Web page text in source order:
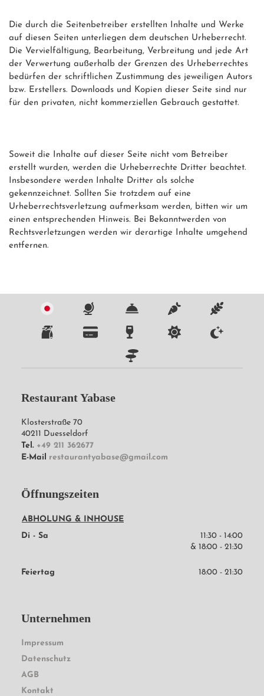
Die durch die Seitenbetreiber erstellten Inhalte und Werke
auf diesen Seiten unterliegen dem deutschen Urheberrecht.
Die Vervielfältigung, Bearbeitung, Verbreitung und jede Art
der Verwertung außerhalb der Grenzen des Urheberrechtes
bedürfen der schriftlichen Zustimmung des jeweiligen Autors
bzw. Erstellers. Downloads und Kopien dieser Seite sind nur
für den privaten, nicht kommerziellen Gebrauch gestattet.
Soweit die Inhalte auf dieser Seite nicht vom Betreiber
erstellt wurden, werden die Urheberrechte Dritter beachtet.
Insbesondere werden Inhalte Dritter als solche
gekennzeichnet. Sollten Sie trotzdem auf eine
Urheberrechtsverletzung aufmerksam werden, bitten wir um
einen entsprechenden Hinweis. Bei Bekanntwerden von
Rechtsverletzungen werden wir derartige Inhalte umgehend
entfernen.
Restaurant Yabase
Klosterstraße 70
40211 Duesseldorf
Tel. +49 211 362677
E-Mail
restaurantyabase@gmail.com
Öffnungszeiten
ABHOLUNG & INHOUSE
Di - Sa
11:30 - 14:00
& 18:00 - 21:30
Feiertag 18:00 - 21:30
Unternehmen
Impressum
Datenschutz
AGB
Kontakt